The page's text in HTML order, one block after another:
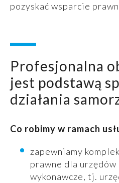
pozyskać wsparcie
Profesjonalna
jest podstawą
działania
Co robimy w ramach
zapewniamy
prawne dla urzędów
wykonawcze, tj.